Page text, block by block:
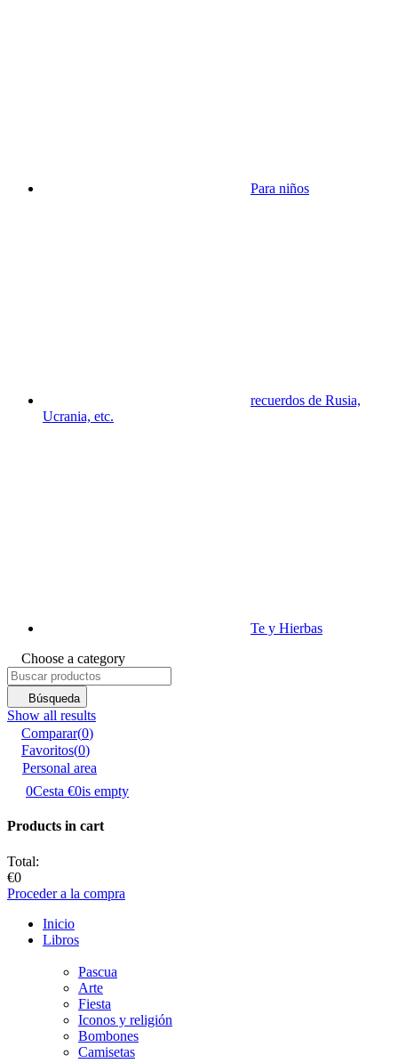
Para niños
recuerdos de Rusia,
Ucrania, etc.
Te y Hierbas
Choose a category
Búsqueda
Show all results
Comparar(0)
Favoritos(0)
Personal area
0Cesta €0is empty
Products in cart
Total:
€0
Proceder a la compra
Inicio
Libros
Pascua
Аrte
Fiesta
Iconos y religión
Bombones
Camisetas